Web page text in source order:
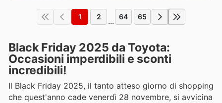
1 2 ... 64 65
Black Friday 2025 da Toyota:
Occasioni imperdibili e sconti
incredibili!
Il Black Friday 2025, il tanto atteso giorno di shopping
che quest'anno cade venerdì 28 novembre, si avvicina